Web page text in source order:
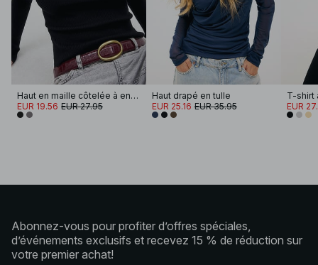
Haut en maille côtelée à encolure carrée
EUR 19.56 EUR 27.95
Haut drapé en tulle
EUR 25.16 EUR 35.95 EUR
Abonnez-vous pour profiter d’offres spéciales,
d’événements exclusifs et recevez 15 % de réduction sur
votre premier achat!